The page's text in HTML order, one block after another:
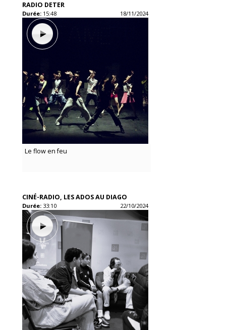
RADIO DETER
Durée: 15:48 18/11/2024
Le flow en feu
CINÉ-RADIO, LES ADOS AU DIAGO
Durée: 33:10 22/10/2024